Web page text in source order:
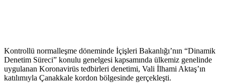
Kontrollü normalleşme döneminde İçişleri Bakanlığı’nın “Dinamik
Denetim Süreci” konulu genelgesi kapsamında ülkemiz genelinde
uygulanan Koronavirüs tedbirleri denetimi, Vali İlhami Aktaş’ın
katılımıyla Çanakkale kordon bölgesinde gerçekleşti.